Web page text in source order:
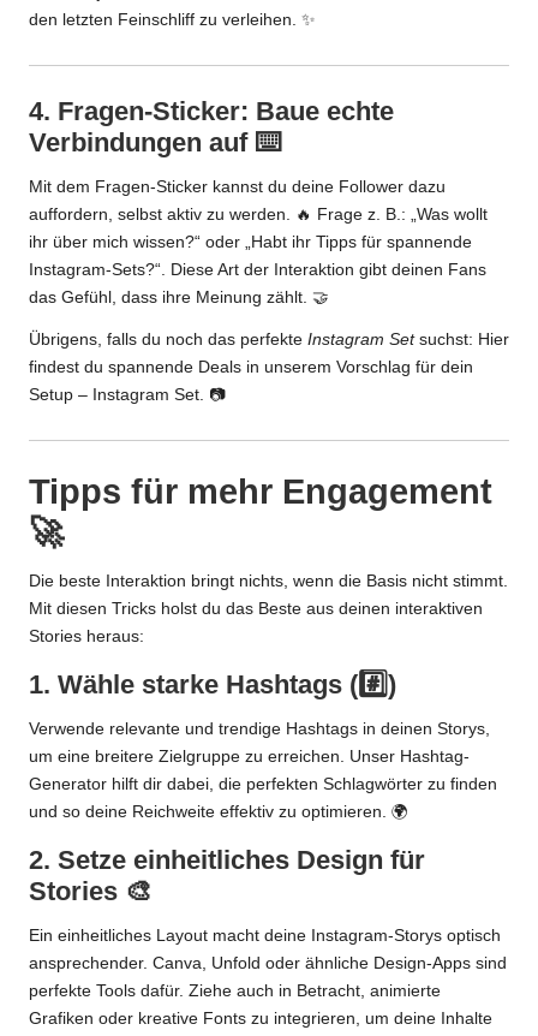
den letzten Feinschliff zu verleihen. ✨
4. Fragen-Sticker: Baue echte
Verbindungen auf ⌨️
Mit dem Fragen-Sticker kannst du deine Follower dazu
auffordern, selbst aktiv zu werden. 🔥 Frage z. B.: „Was wollt
ihr über mich wissen?“ oder „Habt ihr Tipps für spannende
Instagram-Sets?“. Diese Art der Interaktion gibt deinen Fans
das Gefühl, dass ihre Meinung zählt. 🤝
Übrigens, falls du noch das perfekte Instagram Setsuchst: Hier
findest du spannende Deals in unserem Vorschlag für dein
Setup – Instagram Set. 📷
Tipps für mehr Engagement
🚀
Die beste Interaktion bringt nichts, wenn die Basis nicht stimmt.
Mit diesen Tricks holst du das Beste aus deinen interaktiven
Stories heraus:
1. Wähle starke Hashtags (#️⃣)
Verwende relevante und trendige Hashtags in deinen Storys,
um eine breitere Zielgruppe zu erreichen. Unser Hashtag-
Generator hilft dir dabei, die perfekten Schlagwörter zu finden
und so deine Reichweite effektiv zu optimieren. 🌍
2. Setze einheitliches Design für
Stories 🎨
Ein einheitliches Layout macht deine Instagram-Storys optisch
ansprechender. Canva, Unfold oder ähnliche Design-Apps sind
perfekte Tools dafür. Ziehe auch in Betracht, animierte
Grafiken oder kreative Fonts zu integrieren, um deine Inhalte